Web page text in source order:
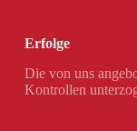
Erfolge
Die von uns
Kontrollen